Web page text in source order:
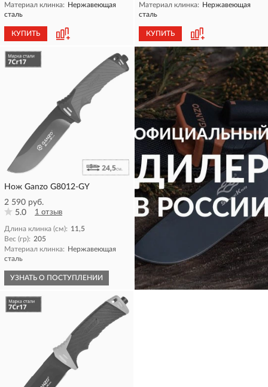
Материал клинка: Нержавеющая
сталь
КУПИТЬ
Материал клинка: Нержавеющая
сталь
КУПИТЬ
Нож Ganzo G8012-GY
2 590 руб.
5.0
1 отзыв
Длина клинка (см): 11,5
Вес (гр): 205
Материал клинка: Нержавеющая
сталь
УЗНАТЬ О ПОСТУПЛЕНИИ КУПИТЬ